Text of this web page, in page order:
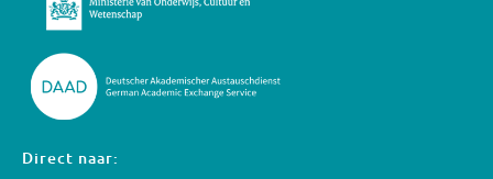
Direct naar: